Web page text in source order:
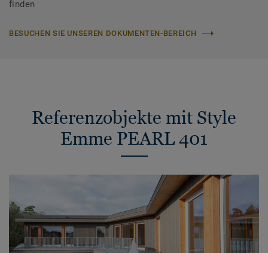
finden
BESUCHEN SIE UNSEREN DOKUMENTEN-BEREICH
Referenzobjekte mit Style
Emme PEARL 401